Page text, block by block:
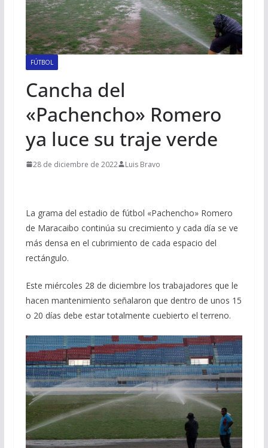
FÚTBOL
Cancha del
«Pachencho» Romero
ya luce su traje verde
28 de diciembre de 2022 Luis Bravo
La grama del estadio de fútbol «Pachencho» Romero
de Maracaibo continúa su crecimiento y cada día se ve
más densa en el cubrimiento de cada espacio del
rectángulo.
Este miércoles 28 de diciembre los trabajadores que le
hacen mantenimiento señalaron que dentro de unos 15
o 20 días debe estar totalmente cuebierto el terreno.